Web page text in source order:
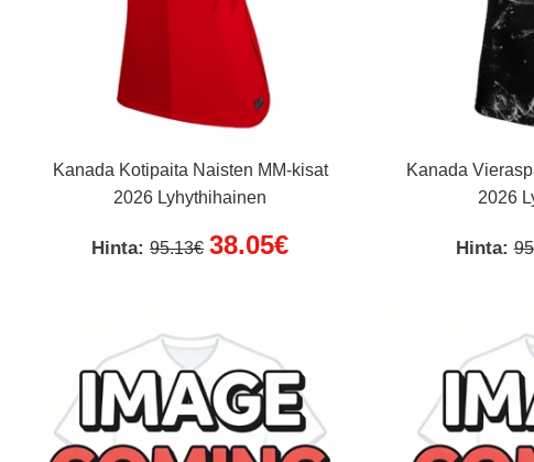
Kanada Kotipaita Naisten MM-kisat
2026 Lyhythihainen
Hinta:95.13€ 38.05€
Kanada
2026
Hinta: